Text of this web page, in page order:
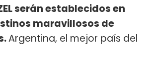
serán establecidos en
maravillosos de
Argentina, el mejor país del